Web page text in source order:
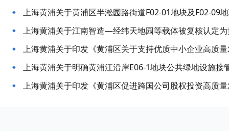
上海黄浦关于明确黄浦江沿岸E06-1地块公共绿地设施接